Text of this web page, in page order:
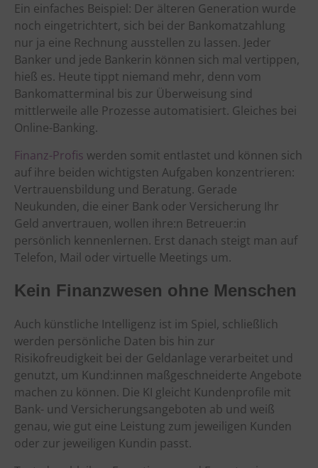
Ein einfaches Beispiel: Der älteren Generation wurde
noch eingetrichtert, sich bei der Bankomatzahlung
nur ja eine Rechnung ausstellen zu lassen. Jeder
Banker und jede Bankerin können sich mal vertippen,
hieß es. Heute tippt niemand mehr, denn vom
Bankomatterminal bis zur Überweisung sind
mittlerweile alle Prozesse automatisiert. Gleiches bei
Online-Banking.
Finanz-Profis werden somit entlastet und können sich
auf ihre beiden wichtigsten Aufgaben konzentrieren:
Vertrauensbildung und Beratung. Gerade
Neukunden, die einer Bank oder Versicherung Ihr
Geld anvertrauen, wollen ihre:n Betreuer:in
persönlich kennenlernen. Erst danach steigt man auf
Telefon, Mail oder virtuelle Meetings um.
Kein Finanzwesen ohne Menschen
Auch künstliche Intelligenz ist im Spiel, schließlich
werden persönliche Daten bis hin zur
Risikofreudigkeit bei der Geldanlage verarbeitet und
genutzt, um Kund:innen maßgeschneiderte Angebote
machen zu können. Die KI gleicht Kundenprofile mit
Bank- und Versicherungsangeboten ab und weiß
genau, wie gut eine Leistung zum jeweiligen Kunden
oder zur jeweiligen Kundin passt.